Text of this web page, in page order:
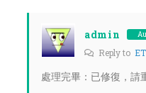
admin
Reply to
處理完畢：已修復，請